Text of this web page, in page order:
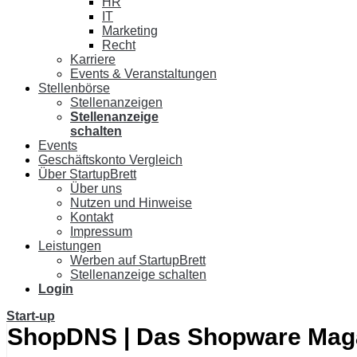
IT
Marketing
Recht
Karriere
Events & Veranstaltungen
Stellenbörse
Stellenanzeigen
Stellenanzeige
schalten
Events
Geschäftskonto Vergleich
Über StartupBrett
Über uns
Nutzen und Hinweise
Kontakt
Impressum
Leistungen
Werben auf StartupBrett
Stellenanzeige schalten
Login
Start-up
ShopDNS | Das Shopware